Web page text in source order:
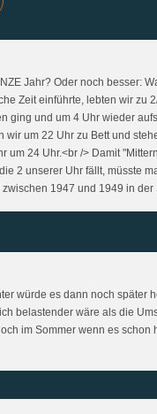
Jahr? Oder noch besser:
Zeit einführte, lebten wir zu
ging und um 4 Uhr wieder
um 22 Uhr zu Bett und
um 24 Uhr.<br /> Damit
2 unserer Uhr fällt, müsste
1947 und 1949 in
würde es dann noch später
belastender wäre als die
im Sommer wenn es schon